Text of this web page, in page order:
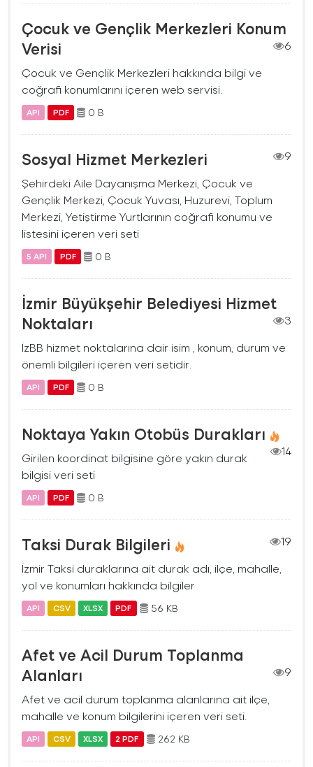
Çocuk ve Gençlik Merkezleri Konum
Verisi
6
Çocuk ve Gençlik Merkezleri hakkında bilgi ve
coğrafi konumlarını içeren web servisi.
API PDF 0 B
Sosyal Hizmet Merkezleri
9
Şehirdeki Aile Dayanışma Merkezi, Çocuk ve
Gençlik Merkezi, Çocuk Yuvası, Huzurevi, Toplum
Merkezi, Yetiştirme Yurtlarının coğrafi konumu ve
listesini içeren veri seti
5 API PDF 0 B
İzmir Büyükşehir Belediyesi Hizmet
Noktaları
3
İzBB hizmet noktalarına dair isim , konum, durum ve
önemli bilgileri içeren veri setidir.
API PDF 0 B
Noktaya Yakın Otobüs Durakları
14
Girilen koordinat bilgisine göre yakın durak
bilgisi veri seti
API PDF 0 B
Taksi Durak Bilgileri
19
İzmir Taksi duraklarına ait durak adı, ilçe, mahalle,
yol ve konumları hakkında bilgiler
API CSV XLSX PDF 56 KB
Afet ve Acil Durum Toplanma
Alanları
9
Afet ve acil durum toplanma alanlarına ait ilçe,
mahalle ve konum bilgilerini içeren veri seti.
API CSV XLSX 2 PDF 262 KB